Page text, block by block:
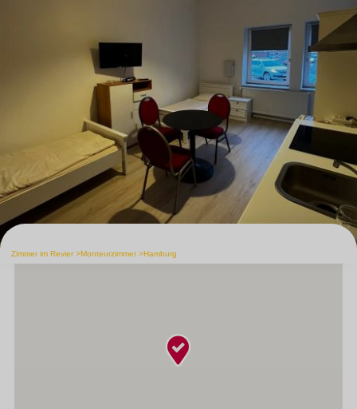
Zimmer im Revier Monteurzimmer Hamburg